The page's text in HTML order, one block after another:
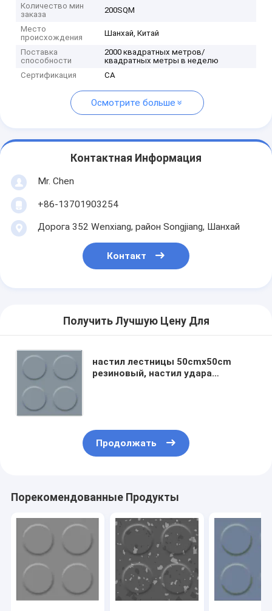
Количество мин
заказа
200SQM
Место
происхождения
Шанхай, Китай
Поставка
способности
2000 квадратных метров/
квадратных метры в неделю
Сертификация
CA
Осмотрите больше
Контактная Информация
Mr. Chen
+86-13701903254
Дорога 352 Wenxiang, район Songjiang, Шанхай
Контакт
Получить Лучшую Цену Для
настил лестницы 50cmx50cm
резиновый, настил удара
Продолжать
Порекомендованные Продукты